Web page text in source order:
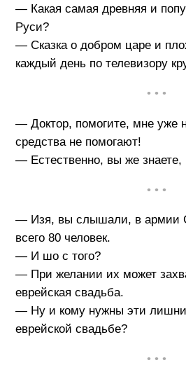
— Какая самая древняя и
Руси?
— Сказка о добром царе и
каждый день по телевизору
• • •
— Доктор, помогите, мне уже
средства не помогают!
— Естественно, вы же знаете,
• • •
— Изя, вы слышали, в армии
всего 80 человек.
— И шо с того?
— При желании их может
еврейская свадьба.
— Ну и кому нужны эти
еврейской свадьбе?
• • •